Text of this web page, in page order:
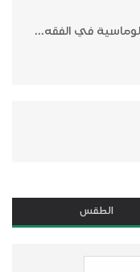
في الفقه...
الطقس